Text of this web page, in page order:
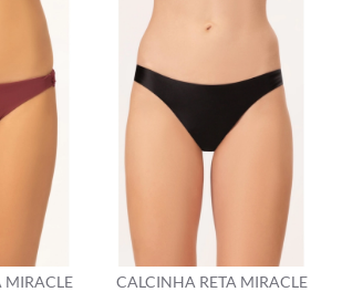
MIRACLE
CALCINHA RETA MIRACLE